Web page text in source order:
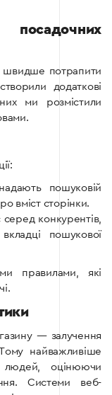
потрапити
додаткові
ми розмістили
пошуковій
вміст сторінки.
конкурентів,
пошукової
правилами, які
— залучення
найважливіше
людей, оцінюючи
Системи веб-